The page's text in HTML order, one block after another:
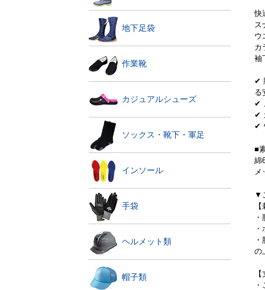
地下足袋
作業靴
カジュアルシューズ
ソックス・靴下・軍足
インソール
手袋
ヘルメット類
帽子類
快
ス
ウ
カ
袖
✔
る
✔
✔
✔
■
綿
メ
▼
の